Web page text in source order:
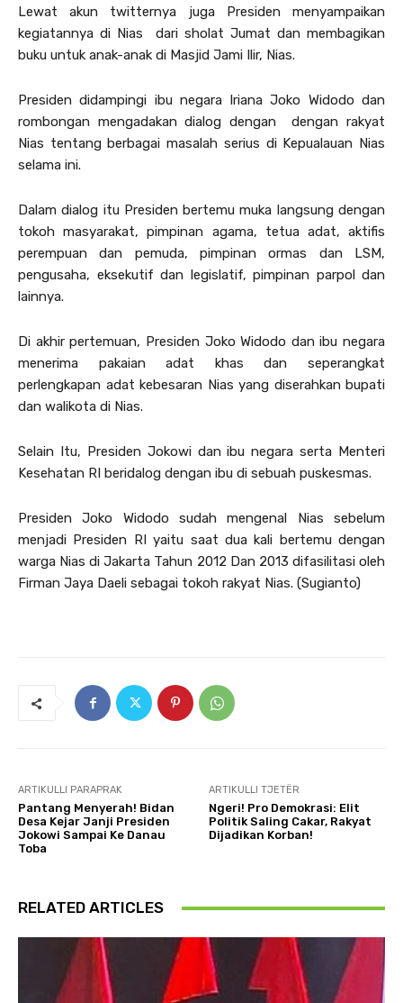
Lewat akun twitternya juga Presiden menyampaikan
kegiatannya di Nias dari sholat Jumat dan membagikan
buku untuk anak-anak di Masjid Jami Ilir, Nias.
Presiden didampingi ibu negara Iriana Joko Widodo dan
rombongan mengadakan dialog dengan dengan rakyat
Nias tentang berbagai masalah serius di Kepualauan Nias
selama ini.
Dalam dialog itu Presiden bertemu muka langsung dengan
tokoh masyarakat, pimpinan agama, tetua adat, aktifis
perempuan dan pemuda, pimpinan ormas dan LSM,
pengusaha, eksekutif dan legislatif, pimpinan parpol dan
lainnya.
Di akhir pertemuan, Presiden Joko Widodo dan ibu negara
menerima pakaian adat khas dan seperangkat
perlengkapan adat kebesaran Nias yang diserahkan bupati
dan walikota di Nias.
Selain Itu, Presiden Jokowi dan ibu negara serta Menteri
Kesehatan RI beridalog dengan ibu di sebuah puskesmas.
Presiden Joko Widodo sudah mengenal Nias sebelum
menjadi Presiden RI yaitu saat dua kali bertemu dengan
warga Nias di Jakarta Tahun 2012 Dan 2013 difasilitasi oleh
Firman Jaya Daeli sebagai tokoh rakyat Nias. (Sugianto)
ARTIKULLI PARAPRAK
Pantang Menyerah! Bidan
Desa Kejar Janji Presiden
Jokowi Sampai Ke Danau
Toba
ARTIKULLI TJETËR
Ngeri! Pro Demokrasi: Elit
Politik Saling Cakar, Rakyat
Dijadikan Korban!
RELATED ARTICLES